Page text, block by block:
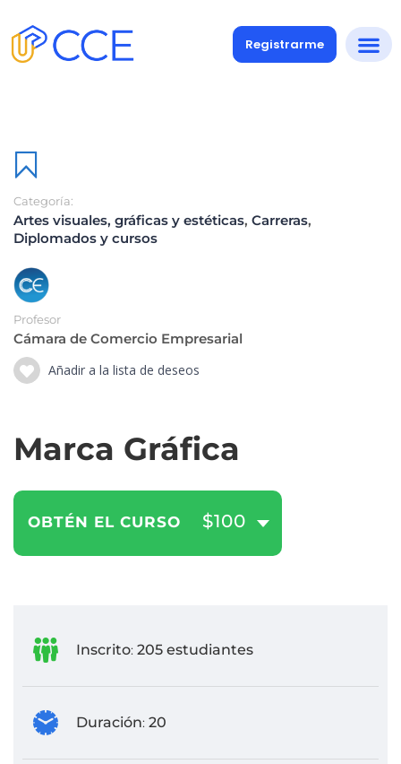
Registrarme
Categoría:
Artes visuales, gráficas y estéticas, Carreras,
Diplomados y cursos
Profesor
Cámara de Comercio Empresarial
Añadir a la lista de deseos
Marca Gráfica
OBTÉN EL CURSO $100
Inscrito: 205 estudiantes
Duración: 20